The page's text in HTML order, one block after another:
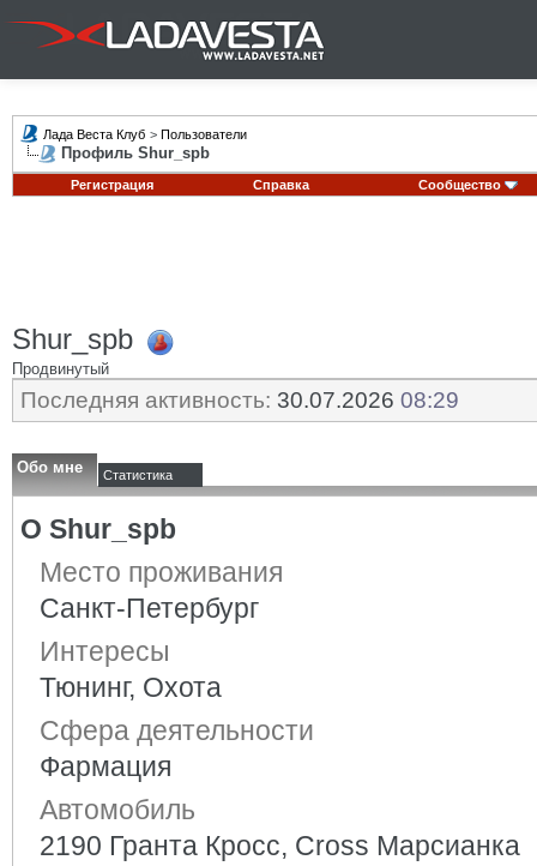
Лада Веста Клуб > Пользователи
Профиль Shur_spb
Регистрация Справка Сообщество
Shur_spb
Продвинутый
Последняя активность: 30.07.2026 08:29
Обо мне Статистика
О Shur_spb
Место проживания
Санкт-Петербург
Интересы
Тюнинг, Охота
Сфера деятельности
Фармация
Автомобиль
2190 Гранта Кросс, Cross Марсианка